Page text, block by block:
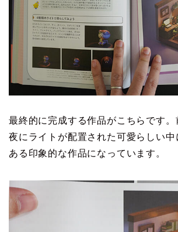
最終的に完成する作品がこちらです。
夜にライトが配置された可愛らしい
ある印象的な作品になっています。